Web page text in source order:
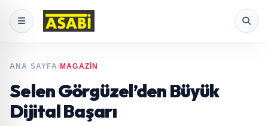
ANA SAYFA/ MAGAZİN
Selen Görgüzel’den Büyük
Dijital Başarı